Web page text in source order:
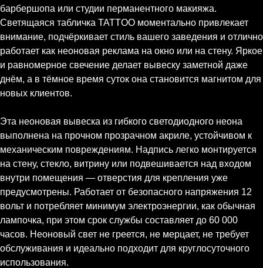
барбершопа или студии перманентного макияжа.
Светящаяся табличка TATTOO моментально привлекает
внимание, подчёркивает стиль вашего заведения и отлично
работает как неоновая реклама на окно или на стену. Яркое
и равномерное свечение делает вывеску заметной даже
днём, а в тёмное время суток она становится магнитом для
новых клиентов.
Эта неоновая вывеска из гибкого светодиодного неона
выполнена на прочном прозрачном акриле, устойчивом к
механическим повреждениям. Надпись легко монтируется
на стену, стекло, витрину или подвешивается над входом
внутри помещения — отверстия для крепления уже
предусмотрены. Работает от безопасного напряжения 12
вольт и потребляет минимум электроэнергии, как обычная
лампочка, при этом срок службы составляет до 60 000
часов. Неоновый свет не греется, не мерцает, не требует
обслуживания и идеально подходит для круглосуточного
использования.